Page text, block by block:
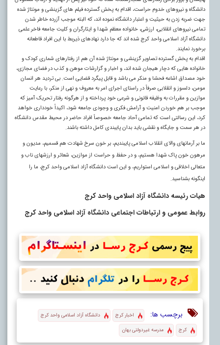
دانشگاه و نیروهای خدوم حراست، اقدام به پخش گسترده فیلم های گزینشی و مونتاژ شده
جهت ضربه زدن به حیثیت و اعتبار دانشگاه نموده اند، که البته موجب آزرده خاطر شدن
تمامی نیروهای انقلابی، ارزشی، خانواده معظم شهدا و ایثارگران و کلیت جامعه فاخر علمی
دانشگاه آزاد اسلامی واحد کرج شده ­اند که جا دارد نهادهای ذیربط با این افراد قاطعانه
برخورد نمایند.
اقدام به پخش گسترده تصاویر گزینشی و مونتاژ شده آن هم از رفتارهای شماری کودک و
خانواده هایی که دچار هیجان شده اند، و اخبار و گزارشات موهن و کذب در فضای مجازی،
خود مصداق اشاعه فحشا و منکر می باشد و قابل پیگرد قضایی است. بی تردید هر انسان
مومن، دلسوز و انقلابی صرفاً در راستای اجرای امر به معروف و نهی از منکر، با رعایت
موازین و مقررات به وظیفه قانونی و شرعی خود پرداخته و از هرگونه رفتار تحریک آمیز که
موجب بر هم خوردن امنیت و آرامش فکری و وجودی جامعه شود، اکیداً خودداری خواهد
کرد، این رسالتی است که تمامی آحاد جامعه خصوصاً افراد حاضر در محیط مقدس دانشگاه
در هر سمت و جایگاه و نقشی باید بدان پایبندی کامل داشته باشند.
ما بر آرمان­های والای انقلاب اسلامی پایبندیم، بر خون سرخ شهادت هم قسمیم، مدیون و
مرهون خون پاک شهدا هستیم، و در حفظ و حراست از موازین، شعائر و ارزش­های ناب و
متعالی اخلاقی و اسلامی استواریم، و این است دانشگاه آزاد اسلامی واحد کرج، ما را
اینگونه بشناسید.
هیات رئیسه دانشگاه آزاد اسلامی واحد کرج
روابط عمومی و ارتباطات اجتماعی دانشگاه آزاد اسلامی واحد کرج
برچسب ها: اخبار کرج
دانشگاه آزاد اسلامی واحد کرج
کرج
مدرسه غیردولتی بهان